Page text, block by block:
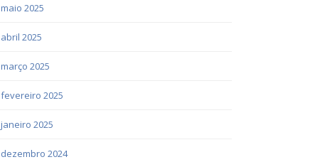
maio 2025
abril 2025
março 2025
fevereiro 2025
janeiro 2025
dezembro 2024